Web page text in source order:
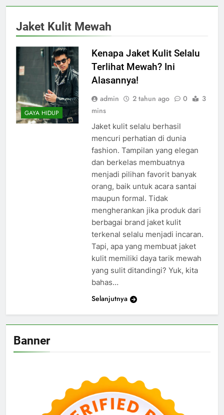
Jaket Kulit Mewah
GAYA HIDUP
Kenapa Jaket Kulit Selalu
Terlihat Mewah? Ini
Alasannya!
admin 2 tahun ago 0
3
mins
Jaket kulit selalu berhasil
mencuri perhatian di dunia
fashion. Tampilan yang elegan
dan berkelas membuatnya
menjadi pilihan favorit banyak
orang, baik untuk acara santai
maupun formal. Tidak
mengherankan jika produk dari
berbagai brand jaket kulit
terkenal selalu menjadi incaran.
Tapi, apa yang membuat jaket
kulit memiliki daya tarik mewah
yang sulit ditandingi? Yuk, kita
bahas…
Selanjutnya
Banner